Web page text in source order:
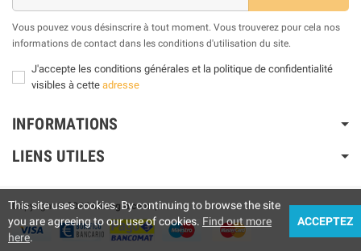
Vous pouvez vous désinscrire à tout moment. Vous trouverez pour cela nos
informations de contact dans les conditions d'utilisation du site.
J'accepte les conditions générales et la politique de confidentialité
visibles à cette adresse
INFORMATIONS
LIENS UTILES
Copyright © 2025Motogm.com|
This site uses cookies. By continuing to browse the site
you are agreeing to our use of cookies. Find out more
here.
ACCEPTEZ